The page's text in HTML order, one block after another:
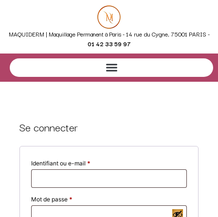
MAQUIDERM | Maquillage Permanent à Paris - 14 rue du Cygne, 75001 PARIS -
01 42 33 59 97
Se connecter
Identifiant ou e-mail *
Mot de passe *